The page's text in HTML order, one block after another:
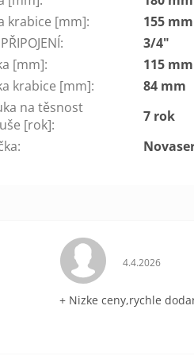
krabice [mm]:
155 mm
:
3/4"
[mm]:
115 mm
krabice [mm]:
84 mm
na těsnost
[rok]:
7 rok
:
5 z 5 hvězdiček. Hodnocení
4.4.2026
+ Nizke ceny,rychle